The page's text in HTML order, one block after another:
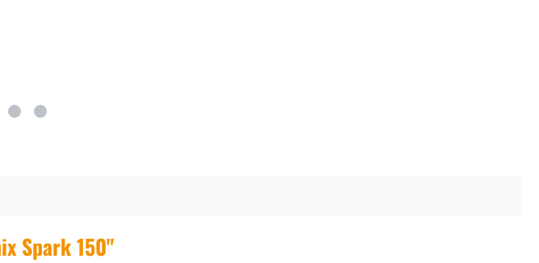
Spark 150"